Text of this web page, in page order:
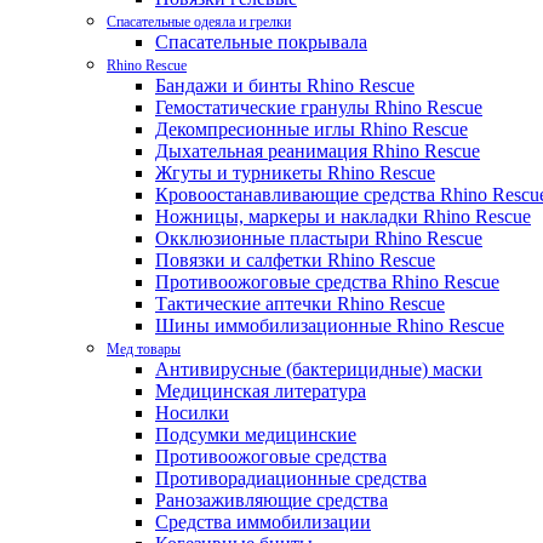
Спасательные одеяла и грелки
Спасательные покрывала
Rhino Rescue
Бандажи и бинты Rhino Rescue
Гемостатические гранулы Rhino Rescue
Декомпресионные иглы Rhino Rescue
Дыхательная реанимация Rhino Rescue
Жгуты и турникеты Rhino Rescue
Кровоостанавливающие средства Rhino
Ножницы, маркеры и накладки Rhino Rescue
Окклюзионные пластыри Rhino Rescue
Повязки и салфетки Rhino Rescue
Противоожоговые средства Rhino Rescue
Тактические аптечки Rhino Rescue
Шины иммобилизационные Rhino Rescue
Мед товары
Антивирусные (бактерицидные) маски
Медицинская литература
Носилки
Подсумки медицинские
Противоожоговые средства
Противорадиационные средства
Ранозаживляющие средства
Средства иммобилизации